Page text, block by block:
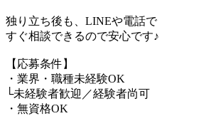
独り立ち後も、LINEや電話で
すぐ相談できるので安心です♪
【応募条件】
・業界・職種未経験OK
└未経験者歓迎／経験者尚可
・無資格OK